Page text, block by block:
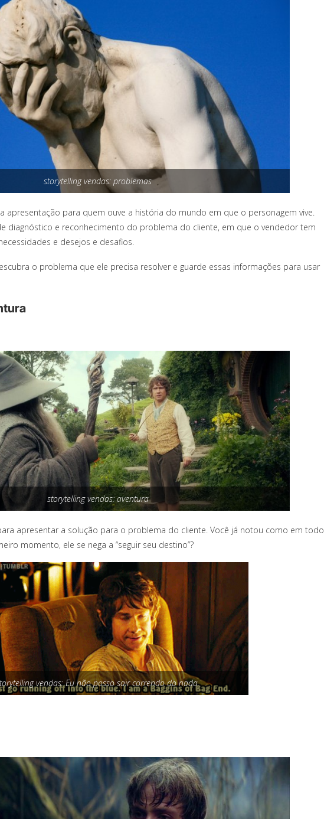
storytelling vendas: problemas
apresentação para quem ouve a história do mundo em que o personagem vive.
diagnóstico e reconhecimento do problema do cliente, em que o vendedor tem
e desejos e desafios.
o problema que ele precisa resolver e guarde essas informações para usar
storytelling vendas: aventura
apresentar a solução para o problema do cliente. Você já notou como em todo
momento, ele se nega a “seguir seu destino”?
vendas: Eu não posso sair correndo do nada.